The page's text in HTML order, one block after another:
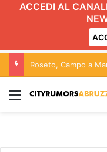
ACCEDI AL
Menu